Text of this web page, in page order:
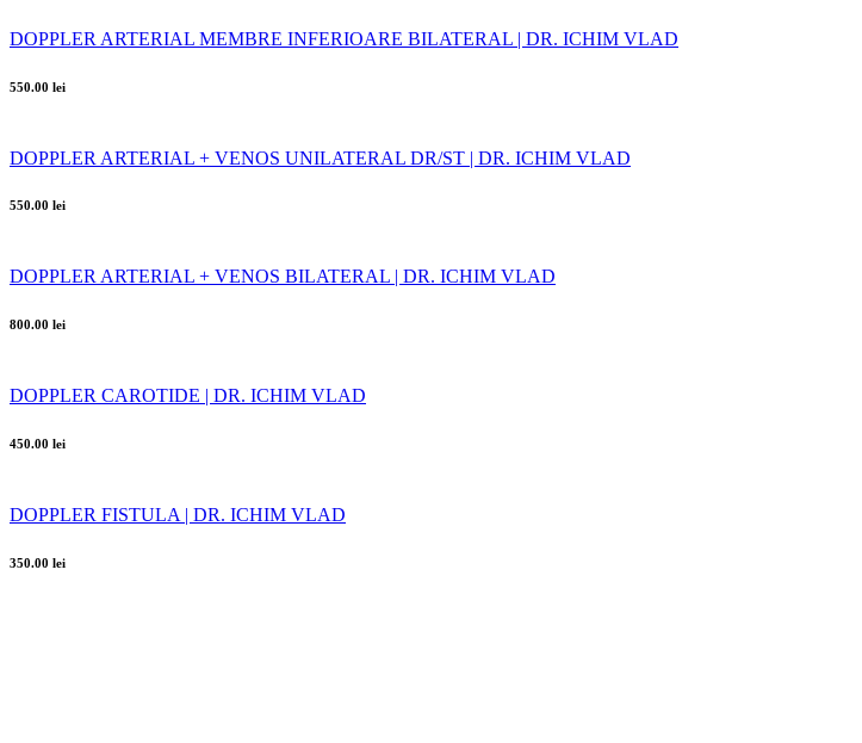
DOPPLER ARTERIAL MEMBRE INFERIOARE BILATERAL | DR. ICHIM VLAD
550.00 lei
DOPPLER ARTERIAL + VENOS UNILATERAL DR/ST | DR. ICHIM VLAD
550.00 lei
DOPPLER ARTERIAL + VENOS BILATERAL | DR. ICHIM VLAD
800.00 lei
DOPPLER CAROTIDE | DR. ICHIM VLAD
450.00 lei
DOPPLER FISTULA | DR. ICHIM VLAD
350.00 lei